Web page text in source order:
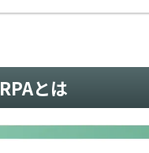
RPAとは